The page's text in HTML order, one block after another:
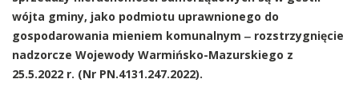
wójta gminy, jako podmiotu uprawnionego do
gospodarowania mieniem komunalnym ‒ rozstrzygnięcie
nadzorcze Wojewody Warmińsko-Mazurskiego z
25.5.2022 r. (Nr PN.4131.247.2022).